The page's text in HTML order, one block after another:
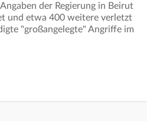
der Regierung in Beirut
und etwa 400 weitere verletzt
"großangelegte" Angriffe im